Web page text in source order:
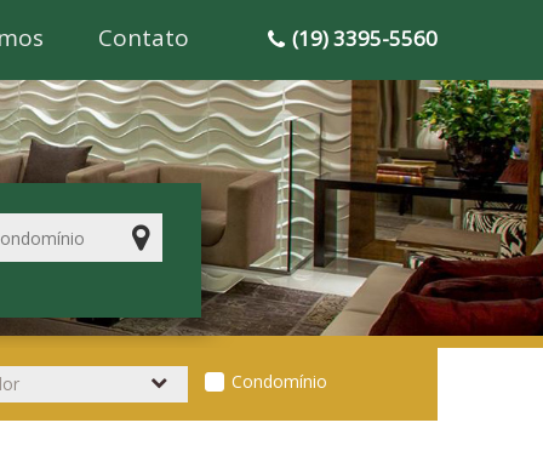
Contato (19) 3395-5560
Condomínio